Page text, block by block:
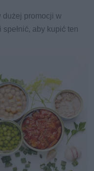
dużej promocji w
aby kupić ten